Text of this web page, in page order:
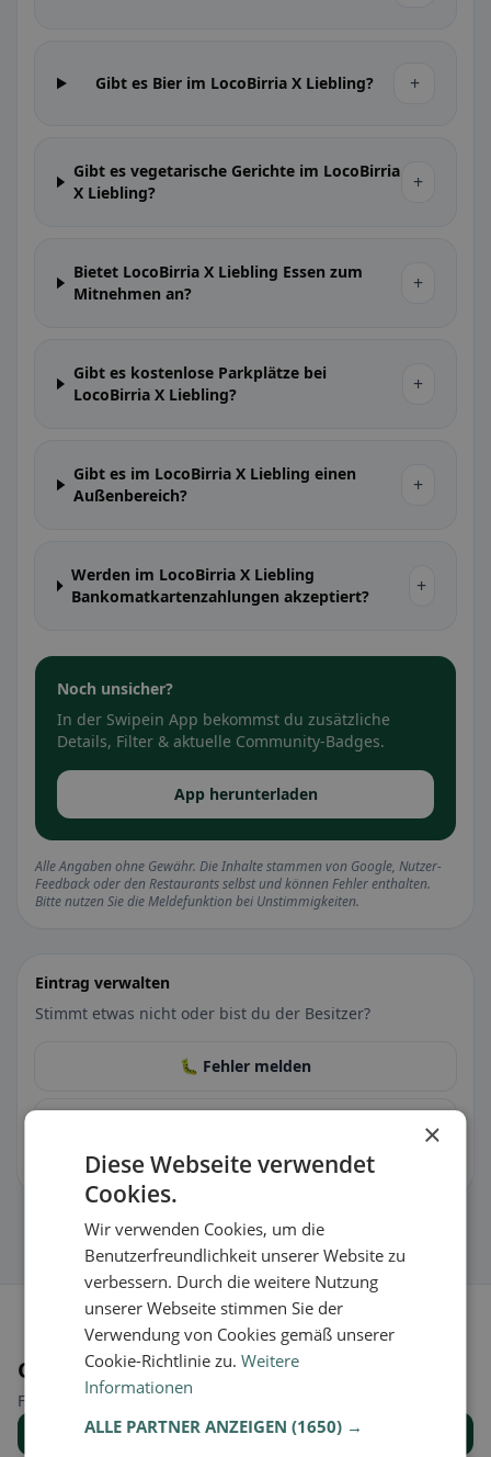
Gibt es Bier im LocoBirria X Liebling? +
Gibt es vegetarische Gerichte im LocoBirria
X Liebling?
+
Bietet LocoBirria X Liebling Essen zum
Mitnehmen an?
+
Gibt es kostenlose Parkplätze bei
LocoBirria X Liebling?
+
Gibt es im LocoBirria X Liebling einen
Außenbereich?
+
Werden im LocoBirria X Liebling
Bankomatkartenzahlungen akzeptiert?
+
Noch unsicher?
In der Swipein App bekommst du zusätzliche
Details, Filter & aktuelle Community-Badges.
App herunterladen
Alle Angaben ohne Gewähr. Die Inhalte stammen von Google, Nutzer-
Feedback oder den Restaurants selbst und können Fehler enthalten.
Bitte nutzen Sie die Meldefunktion bei Unstimmigkeiten.
Eintrag verwalten
Stimmt etwas nicht oder bist du der Besitzer?
🐛 Fehler melden
Damit kannst du Öffnungszeiten, Speisekarte & Infos pflegen.
Orte in der Nähe
Finde den passenden Ort für deine Restaurantsuche.
Alle Orte anzeigen
×
Diese Webseite verwendet
Cookies.
Wir verwenden Cookies, um die
Benutzerfreundlichkeit unserer Website zu
verbessern. Durch die weitere Nutzung
unserer Webseite stimmen Sie der
Verwendung von Cookies gemäß unserer
Cookie-Richtlinie zu.Weitere
Informationen
ALLE PARTNER ANZEIGEN(1650) →